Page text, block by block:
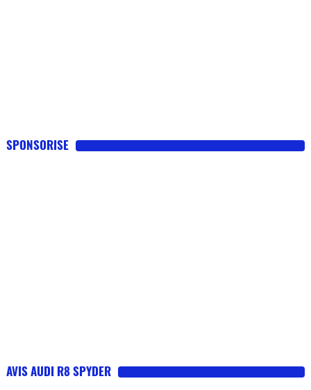
SPONSORISE
AVIS AUDI R8 SPYDER